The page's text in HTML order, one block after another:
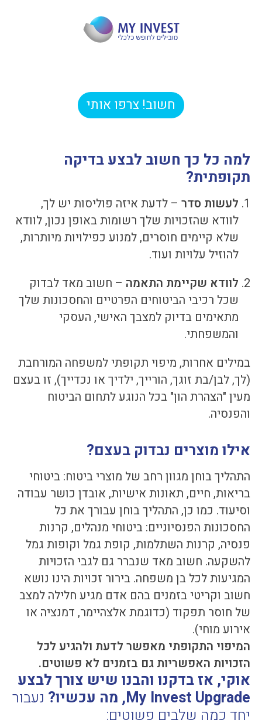
בדיקה תקופתית מקיפה של החיסכון
הפנסיוני ופוליסות הביטוח שלך
חשוב! צרפו אותי
למה כל כך חשוב לבצע בדיקה
תקופתית?
לעשות סדר – לדעת איזה פוליסות יש לך,
לוודא שהזכויות שלך רשומות באופן נכון, לוודא
שלא קיימים חוסרים, למנוע כפילויות מיותרות,
להוזיל עלויות ועוד.
לוודא שקיימת התאמה – חשוב מאד לבדוק
שכל רכיבי הביטוחים הפרטיים והחסכונות שלך
מתאימים בדיוק למצבך האישי, העסקי
והמשפחתי.
במילים אחרות, מיפוי תקופתי למשפחה המורחבת
(לך, לבן/בת זוגך, הורייך, ילדיך או נכדייך), זו בעצם
מעין "הצהרת הון" בכל הנוגע לתחום הביטוח
והפנסיה.
אילו מוצרים נבדוק בעצם?
התהליך בוחן מגוון רחב של מוצרי ביטוח: ביטוחי
בריאות, חיים, תאונות אישיות, אובדן כושר עבודה
וסיעוד. כמו כן, התהליך בוחן עבורך את כל
החסכונות הפנסיוניים: ביטוחי מנהלים, קרנות
פנסיה, קרנות השתלמות, קופת גמל וקופות גמל
להשקעה. חשוב מאד שנברר גם לגבי הזכויות
המגיעות לכל בן משפחה. בירור זכויות הינו נושא
חשוב וקריטי בזמנים בהם אדם מגיע חלילה למצב
של חוסר תפקוד (כדוגמת אלצהיימר, דמנציה או
אירוע מוחי).
המיפוי התקופתי מאפשר לדעת ולהגיע לכל
הזכויות האפשריות גם בזמנים לא פשוטים.
אוקי, אז בדקנו והבנו שיש צורך לבצע
My Invest Upgrade, מה עכשיו?
נעבור
יחד כמה שלבים פשוטים: